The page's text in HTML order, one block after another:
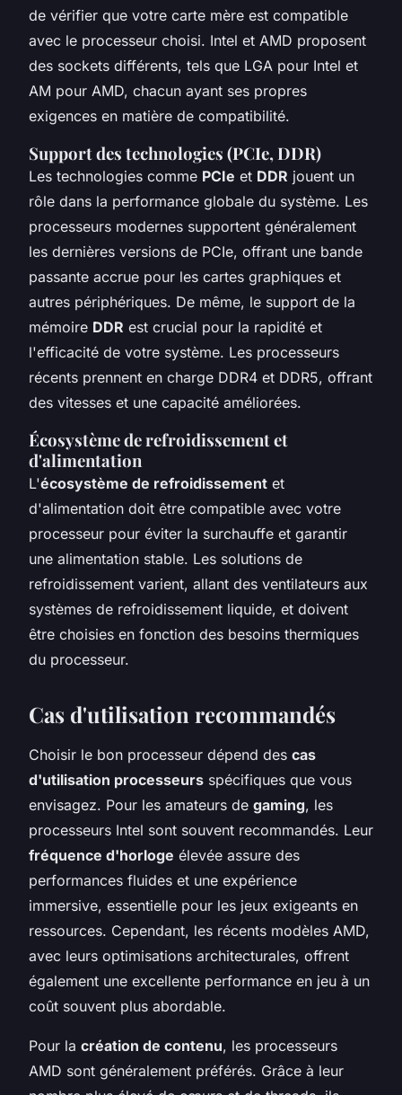
de vérifier que votre carte mère est compatible
avec le processeur choisi. Intel et AMD proposent
des sockets différents, tels que LGA pour Intel et
AM pour AMD, chacun ayant ses propres
exigences en matière de compatibilité.
Support des technologies (PCIe, DDR)
Les technologies comme PCIe et DDR jouent un
rôle dans la performance globale du système. Les
processeurs modernes supportent généralement
les dernières versions de PCIe, offrant une bande
passante accrue pour les cartes graphiques et
autres périphériques. De même, le support de la
mémoire DDR est crucial pour la rapidité et
l'efficacité de votre système. Les processeurs
récents prennent en charge DDR4 et DDR5, offrant
des vitesses et une capacité améliorées.
Écosystème de refroidissement et
d'alimentation
L'écosystème de refroidissement et
d'alimentation doit être compatible avec votre
processeur pour éviter la surchauffe et garantir
une alimentation stable. Les solutions de
refroidissement varient, allant des ventilateurs aux
systèmes de refroidissement liquide, et doivent
être choisies en fonction des besoins thermiques
du processeur.
Cas d'utilisation recommandés
Choisir le bon processeur dépend des cas
d'utilisation processeurs spécifiques que vous
envisagez. Pour les amateurs de gaming, les
processeurs Intel sont souvent recommandés. Leur
fréquence d'horloge élevée assure des
performances fluides et une expérience
immersive, essentielle pour les jeux exigeants en
ressources. Cependant, les récents modèles AMD,
avec leurs optimisations architecturales, offrent
également une excellente performance en jeu à un
coût souvent plus abordable.
Pour la création de contenu, les processeurs
AMD sont généralement préférés. Grâce à leur